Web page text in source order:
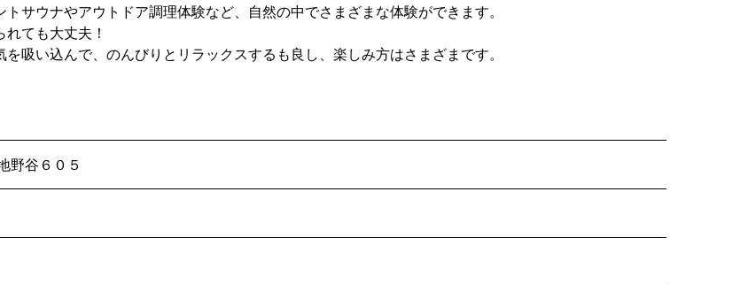
サウナやアウトドア調理体験など、自然の中でさまざまな体験ができます。
ても大丈夫！
吸い込んで、のんびりとリラックスするも良し、楽しみ方はさまざまです。
野谷６０５